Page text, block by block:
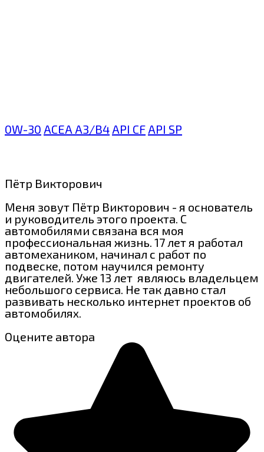
0W-30 ACEA A3/B4 API CF API SP
Пётр Викторович
Меня зовут Пётр Викторович - я основатель
и руководитель этого проекта. С
автомобилями связана вся моя
профессиональная жизнь. 17 лет я работал
автомехаником, начинал с работ по
подвеске, потом научился ремонту
двигателей. Уже 13 лет являюсь владельцем
небольшого сервиса. Не так давно стал
развивать несколько интернет проектов об
автомобилях.
Оцените автора